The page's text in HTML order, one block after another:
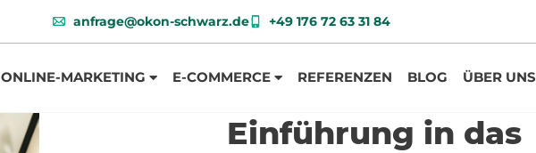
anfrage@okon-schwarz.de +49 176 72 63 31 84
ONLINE-MARKETING E-COMMERCE REFERENZEN BLOG ÜBER UNS
Einführung in das